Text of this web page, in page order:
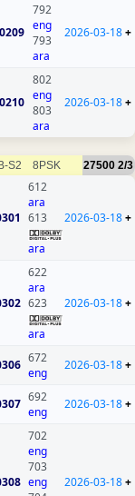
792
eng
793
ara
2026-03-18+
802
eng
803
ara
2026-03-18+
S2 8PSK 27500 2/3
612
ara
613
ara
2026-03-18+
622
ara
623
ara
2026-03-18+
672
eng
2026-03-18+
692
eng
2026-03-18+
702
eng
703
eng
2026-03-18+